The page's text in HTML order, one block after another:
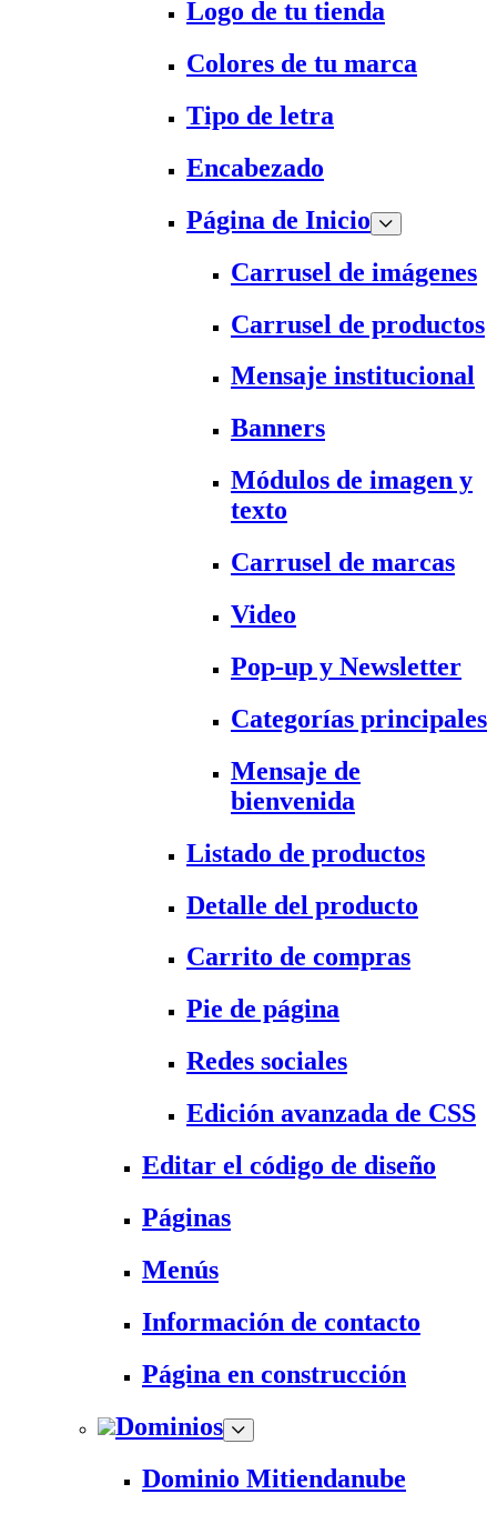
Logo de tu tienda
Colores de tu marca
Tipo de letra
Encabezado
Página de Inicio
Carrusel de imágenes
Carrusel de productos
Mensaje institucional
Banners
Módulos de imagen y
texto
Carrusel de marcas
Video
Pop-up y Newsletter
Categorías principales
Mensaje de
bienvenida
Listado de productos
Detalle del producto
Carrito de compras
Pie de página
Redes sociales
Edición avanzada de CSS
Editar el código de diseño
Páginas
Menús
Información de contacto
Página en construcción
Dominios
Dominio Mitiendanube